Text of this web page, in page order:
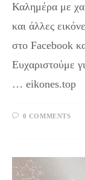
Καλημέρα με
και άλλες
στο Facebook
Ευχαριστούμε
… eikones.top
0 COMMENTS